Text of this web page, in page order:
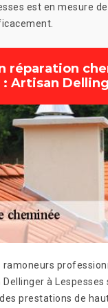
est en mesure
réparation
: Artisan
ramoneurs
à Lespesses
prestations de